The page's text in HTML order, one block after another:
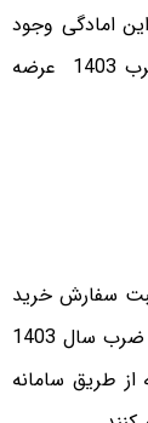
امادگی وجود
دارد که به هر میزان تقاضا وجود دارد سکه ضرب 1403 عرضه
سفارش خرید
تمام سکه طلای بهار آزادی و ربع سکه بهار آزادی ضرب سال 1403
امروز چهارشنبه از طریق سامانه